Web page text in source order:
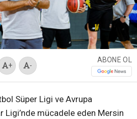
+ -
ABONE OL
Süper Ligi ve Avrupa
Ligi’nde mücadele eden Mersin